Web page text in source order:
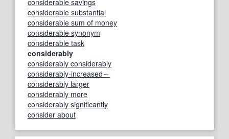
considerable substantial
considerable sum of money
considerable synonym
considerable task
considerably
considerably considerably
considerably-increased～
considerably larger
considerably more
considerably significantly
consider about